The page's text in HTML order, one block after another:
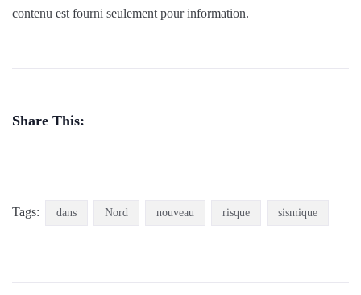
contenu est fourni seulement pour information.
Share This:
Tags: dans Nord nouveau risque sismique